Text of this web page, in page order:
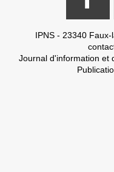
IPNS - 23340
Journal d'information et